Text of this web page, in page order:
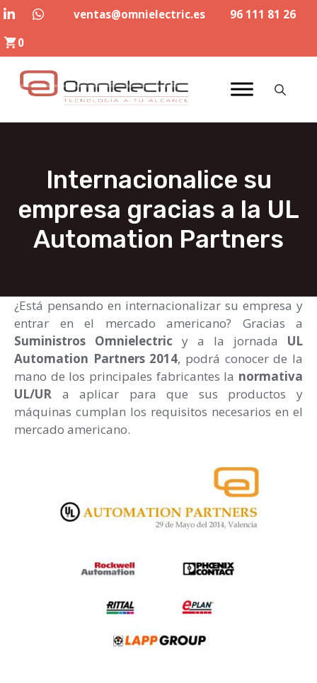
Saltar
contenido
ventas@omnielectric.es
96 111 81 26
0
Internacionalice su
empresa gracias a la UL
Automation Partners
¿Está pensando en internacionalizar su empresa y
entrar en el mercado americano? Gracias a
Suministros Omnielectric y a la jornada UL
Automation Partners 2014, podrá conocer de la
mano de los principales fabricantes la normativa
UL/UR a aplicar para que sus productos y
máquinas cumplan los requisitos necesarios en el
mercado americano.